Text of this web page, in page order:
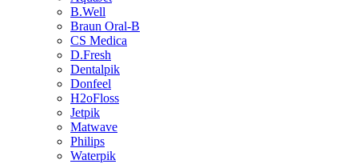
B.Well
Braun Oral-B
CS Medica
D.Fresh
Dentalpik
Donfeel
H2oFloss
Jetpik
Matwave
Philips
Waterpik